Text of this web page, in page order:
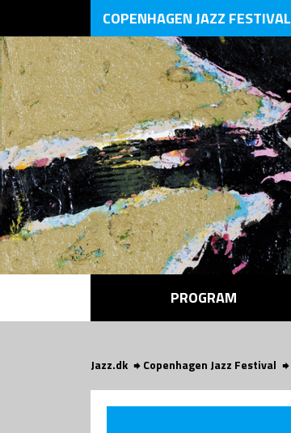
COPENHAGEN JAZZ FESTIVAL
PROGRAM
Jazz.dk Copenhagen Jazz Festival